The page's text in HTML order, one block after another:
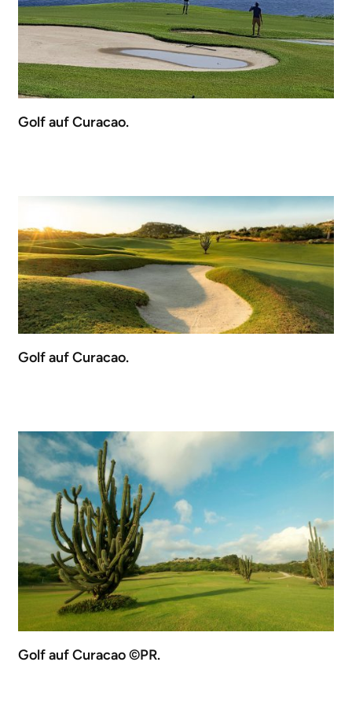
Golf auf Curacao.
Golf auf Curacao.
Golf auf Curacao ©PR.